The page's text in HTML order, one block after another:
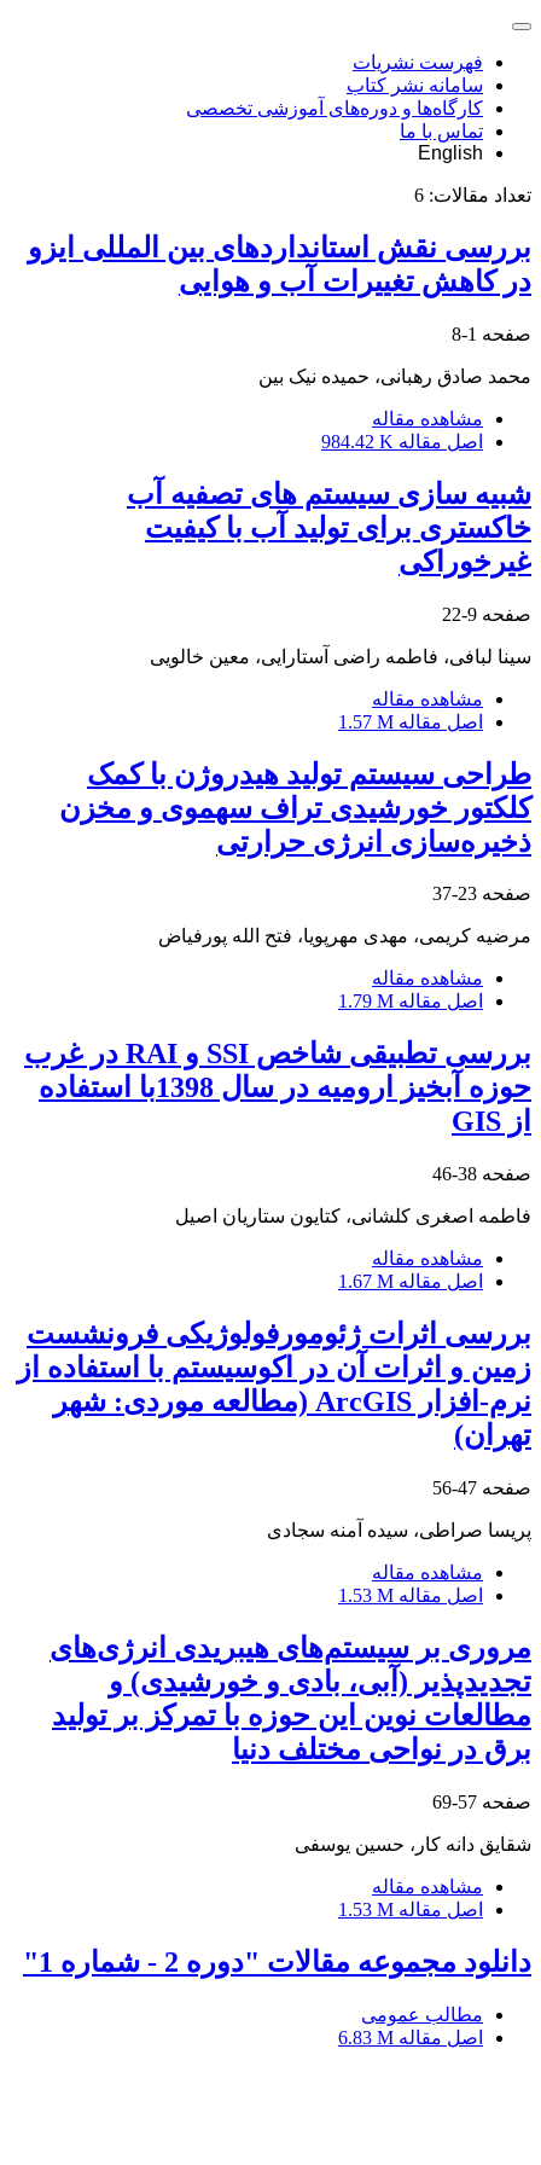
فهرست نشریات
سامانه نشر کتاب
کارگاه‌ها و دوره‌های آموزشی تخصصی
تماس با ما
English
تعداد مقالات: 6
بررسی نقش استانداردهای بین المللی ایزو
در کاهش تغییرات آب و هوایی
صفحه 1-8
محمد صادق رهبانی، حمیده نیک بین
مشاهده مقاله
اصل مقاله 984.42 K
شبیه سازی سیستم های تصفیه آب
خاکستری برای تولید آب با کیفیت
غیرخوراکی
صفحه 9-22
سینا لبافی، فاطمه راضی آستارایی، معین خالویی
مشاهده مقاله
اصل مقاله 1.57 M
طراحی سیستم تولید هیدروژن با کمک
کلکتور خورشیدی تراف سهموی و مخزن
ذخیره‌سازی انرژی حرارتی
صفحه 23-37
مرضیه کریمی، مهدی مهرپویا، فتح الله پورفیاض
مشاهده مقاله
اصل مقاله 1.79 M
بررسی تطبیقی شاخص SSI و RAI در غرب
حوزه آبخیز ارومیه در سال 1398با استفاده
از GIS
صفحه 38-46
فاطمه اصغری کلشانی، کتایون ستاریان اصیل
مشاهده مقاله
اصل مقاله 1.67 M
بررسی اثرات ژئومورفولوژیکی فرونشست
زمین و اثرات آن در اکوسیستم با استفاده از
نرم-افزار ArcGIS (مطالعه موردی: شهر
تهران)
صفحه 47-56
پریسا صراطی، سیده آمنه سجادی
مشاهده مقاله
اصل مقاله 1.53 M
مروری بر سیستم‌های هیبریدی انرژی‌های
تجدیدپذیر (آبی، بادی و خورشیدی) و
مطالعات نوین این حوزه با تمرکز بر تولید
برق در نواحی مختلف دنیا
صفحه 57-69
شقایق دانه کار، حسین یوسفی
مشاهده مقاله
اصل مقاله 1.53 M
دانلود مجموعه مقالات "دوره 2 - شماره 1"
مطالب عمومی
اصل مقاله 6.83 M